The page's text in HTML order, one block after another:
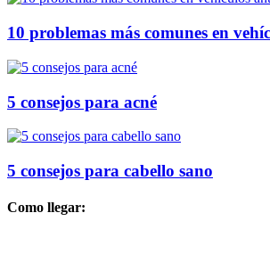
10 problemas más comunes en
5 consejos para acné
5 consejos para cabello sano
Como llegar: